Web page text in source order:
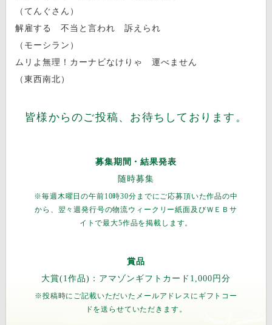
（てんぐさん）
解雇する 不当と言われ 訴えられ
（モーシラン）
ムリよ無理！カーナビなけりゃ 運べません
（東西南北）
皆様からのご投稿、お待ちしております。
募集期間・結果発表
随時募集
※毎週木曜日の午前10時30分までにご応募頂いた作品の中
から、翌々週発行号の物流ウィークリー紙面及びＷＥＢサ
イトで最大5作品を掲載します。
賞品
大賞(1作品)：アマゾンギフトカード1,000円分
※投稿時にご記載いただいたメールアドレスにギフトコー
ドを送らせていただきます。